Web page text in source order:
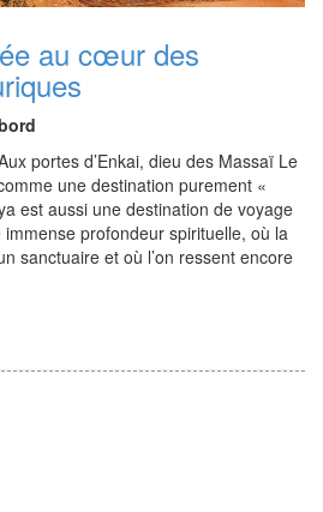
au cœur des
portes d’Enkai, dieu des Massaï Le
une destination purement «
est aussi une destination de voyage
immense profondeur spirituelle, où la
sanctuaire et où l’on ressent encore